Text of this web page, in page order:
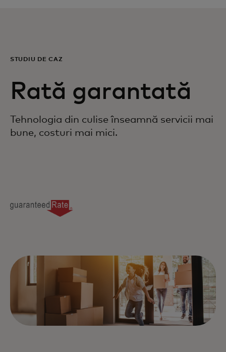
Pentru întreaga lume
Pentru inovatori
STUDIU DE CAZ
Rată garantată
Tehnologia din culise înseamnă servicii mai
bune, costuri mai mici.